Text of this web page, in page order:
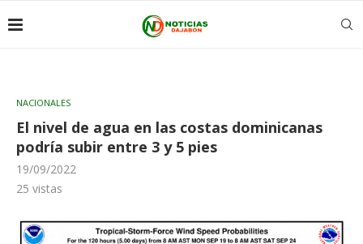
NACIONALES
El nivel de agua en las costas dominicanas
podría subir entre 3 y 5 pies
19/09/2022
25 vistas